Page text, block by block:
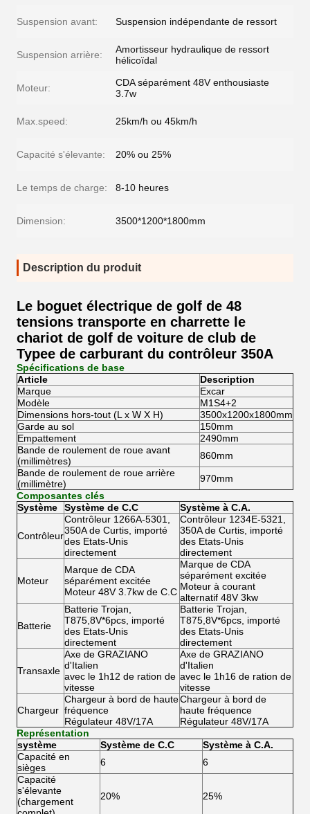
Suspension avant: Suspension indépendante de ressort
Suspension arrière:
Amortisseur hydraulique de ressort
hélicoïdal
Moteur:
CDA séparément 48V enthousiaste
3.7w
Max.speed: 25km/h ou 45km/h
Capacité s'élevante: 20% ou 25%
Le temps de charge: 8-10 heures
Dimension: 3500*1200*1800mm
Description du produit
Le boguet électrique de golf de 48
tensions transporte en charrette le
chariot de golf de voiture de club de
Typee de carburant du contrôleur 350A
Spécifications de base
Article
Description
Marque
Excar
Modèle
M1S4+2
Dimensions hors-tout (L x W X H)
3500x1200x1800mm
Garde au sol
150mm
Empattement
2490mm
Bande de roulement de roue avant
(millimètres)
860mm
Bande de roulement de roue arrière
(millimètre)
970mm
Composantes clés
Système
Système de C.C Système à C.A.
Contrôleur
Contrôleur 1266A-5301,
350A de Curtis, importé
des Etats-Unis
directement
Contrôleur 1234E-5321,
350A de Curtis, importé
des Etats-Unis
directement
Moteur
Marque de CDA
séparément excitée
Moteur 48V 3.7kw de C.C
Marque de CDA
séparément excitée
Moteur à courant
alternatif 48V 3kw
Batterie
Batterie Trojan,
T875,8V*6pcs, importé
des Etats-Unis
directement
Batterie Trojan,
T875,8V*6pcs, importé
des Etats-Unis
directement
Transaxle
Axe de GRAZIANO
d'Italien
avec le 1h12 de ration de
vitesse
Axe de GRAZIANO
d'Italien
avec le 1h16 de ration de
vitesse
Chargeur
Chargeur à bord de haute
fréquence
Régulateur 48V/17A
Chargeur à bord de
haute fréquence
Régulateur 48V/17A
Représentation
système
Système de C.C
Système à C.A.
Capacité en
sièges
6
6
Capacité
s'élevante
(chargement
20% 25%